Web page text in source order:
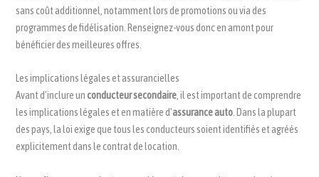
sans coût additionnel, notamment lors de promotions ou via des
programmes de fidélisation. Renseignez-vous donc en amont pour
bénéficier des meilleures offres.
Les implications légales et assurancielles
Avant d’inclure unconducteur secondaire , il est important de comprendre
les implications légales et en matière d’assurance auto . Dans la plupart
des pays, la loi exige que tous les conducteurs soient identifiés et agréés
explicitement dans le contrat de location.